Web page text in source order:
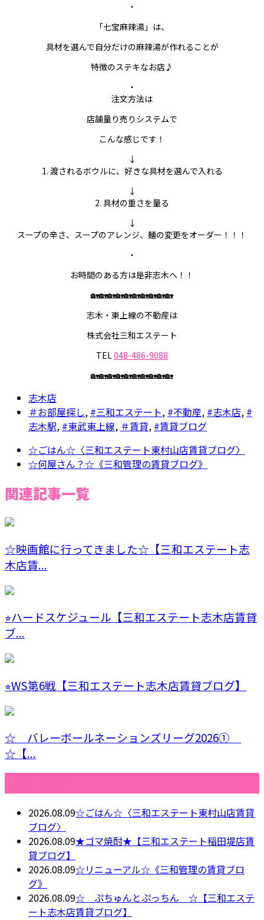
・
「七宝麻辣湯」は、
具材を選んで自分だけの麻辣湯が作れることが
特徴のステキなお店♪
・
注文方法は
店舗量り売りシステムで
こんな感じです！
↓
1. 渡されるボウルに、好きな具材を選んで入れる
↓
2. 具材の重さを量る
↓
スープの辛さ、スープのアレンジ、麺の変更をオーダー！！！
・
お時間のある方は是非志木へ！！
🏡🏡🏡🏡🏡🏡🏡🏡🏡🏡
志木・東上線の不動産は
株式会社三和エステート
TEL048-486-9088
🏡🏡🏡🏡🏡🏡🏡🏡🏡🏡
志木店
＃お部屋探し, #三和エステート, #不動産, #志木店, #
志木駅, #東武東上線, ＃賃貸, #賃貸ブログ
☆ごはん☆〈三和エステート東村山店賃貸ブログ〉
☆何屋さん？☆《三和管理の賃貸ブログ》
関連記事一覧
☆映画館に行ってきました☆【三和エステート志
木店賃...
⭐︎ハードスケジュール【三和エステート志木店賃貸
ブ...
⭐︎WS第6戦【三和エステート志木店賃貸ブログ】
☆ バレーボールネーションズリーグ2026①
☆【...
2026.08.09☆ごはん☆〈三和エステート東村山店賃貸
ブログ〉
2026.08.09★ゴマ焼酎★【三和エステート稲田堤店賃
貸ブログ】
2026.08.09☆リニューアル☆《三和管理の賃貸ブロ
グ》
2026.08.09☆ ぷちゅんとぷっちん ☆【三和エステ
ート志木店賃貸ブログ】